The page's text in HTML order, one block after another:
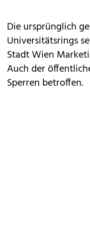
Die ursprünglich
Universitätsrings
Stadt Wien
Auch der
Sperren betroffen.